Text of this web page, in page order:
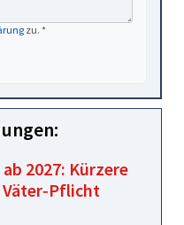
zu. *
2027: Kürzere